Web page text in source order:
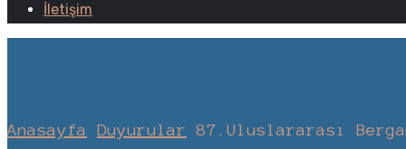
İletişim
Anasayfa Duyurular 87.Uluslararası